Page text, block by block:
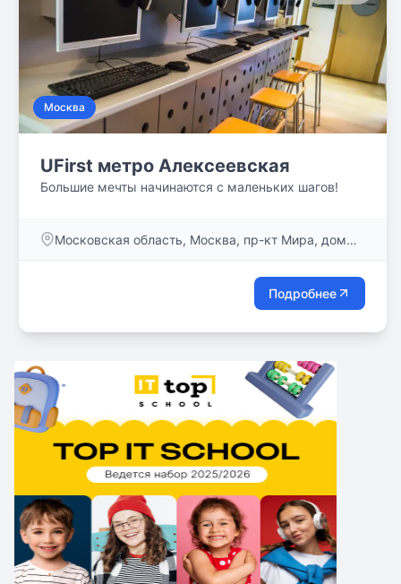
Москва
UFirst метро Алексеевская
Большие мечты начинаются с маленьких шагов!
Московская область, Москва, пр-кт Мира, дом
Подробнее